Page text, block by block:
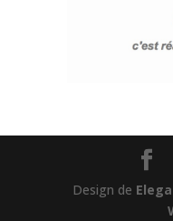
Design de